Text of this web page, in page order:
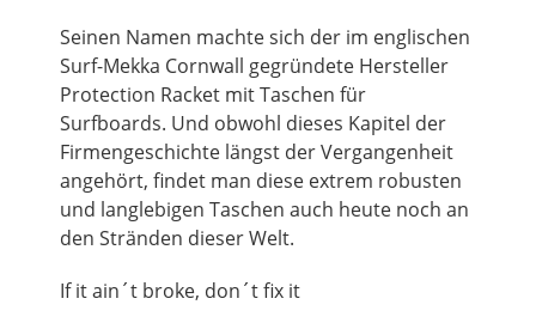
Seinen Namen machte sich der im englischen
Surf-Mekka Cornwall gegründete Hersteller
Protection Racket mit Taschen für
Surfboards. Und obwohl dieses Kapitel der
Firmengeschichte längst der Vergangenheit
angehört, findet man diese extrem robusten
und langlebigen Taschen auch heute noch an
den Stränden dieser Welt.
If it ain´t broke, don´t fix it